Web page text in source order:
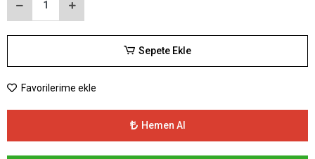
Sepete Ekle
Favorilerime ekle
Hemen Al